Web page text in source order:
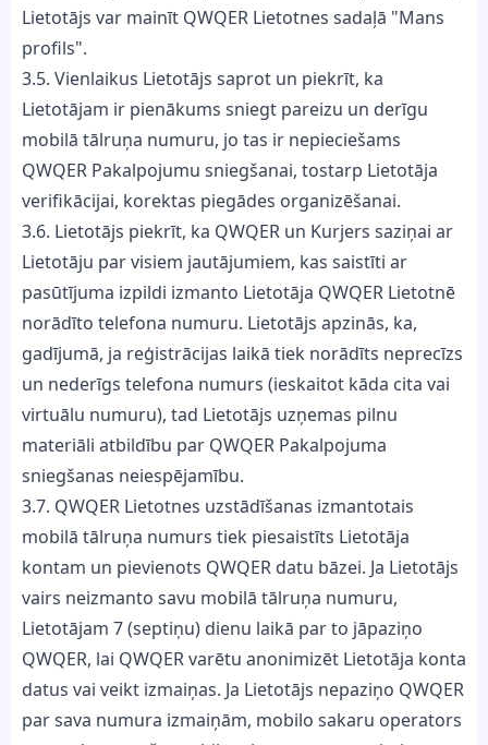
Lietotājs var mainīt QWQER Lietotnes sadaļā "Mans
profils".
3.5. Vienlaikus Lietotājs saprot un piekrīt, ka
Lietotājam ir pienākums sniegt pareizu un derīgu
mobilā tālruņa numuru, jo tas ir nepieciešams
QWQER Pakalpojumu sniegšanai, tostarp Lietotāja
verifikācijai, korektas piegādes organizēšanai.
3.6. Lietotājs piekrīt, ka QWQER un Kurjers saziņai ar
Lietotāju par visiem jautājumiem, kas saistīti ar
pasūtījuma izpildi izmanto Lietotāja QWQER Lietotnē
norādīto telefona numuru. Lietotājs apzinās, ka,
gadījumā, ja reģistrācijas laikā tiek norādīts neprecīzs
un nederīgs telefona numurs (ieskaitot kāda cita vai
virtuālu numuru), tad Lietotājs uzņemas pilnu
materiāli atbildību par QWQER Pakalpojuma
sniegšanas neiespējamību.
3.7. QWQER Lietotnes uzstādīšanas izmantotais
mobilā tālruņa numurs tiek piesaistīts Lietotāja
kontam un pievienots QWQER datu bāzei. Ja Lietotājs
vairs neizmanto savu mobilā tālruņa numuru,
Lietotājam 7 (septiņu) dienu laikā par to jāpaziņo
QWQER, lai QWQER varētu anonimizēt Lietotāja konta
datus vai veikt izmaiņas. Ja Lietotājs nepaziņo QWQER
par sava numura izmaiņām, mobilo sakaru operators